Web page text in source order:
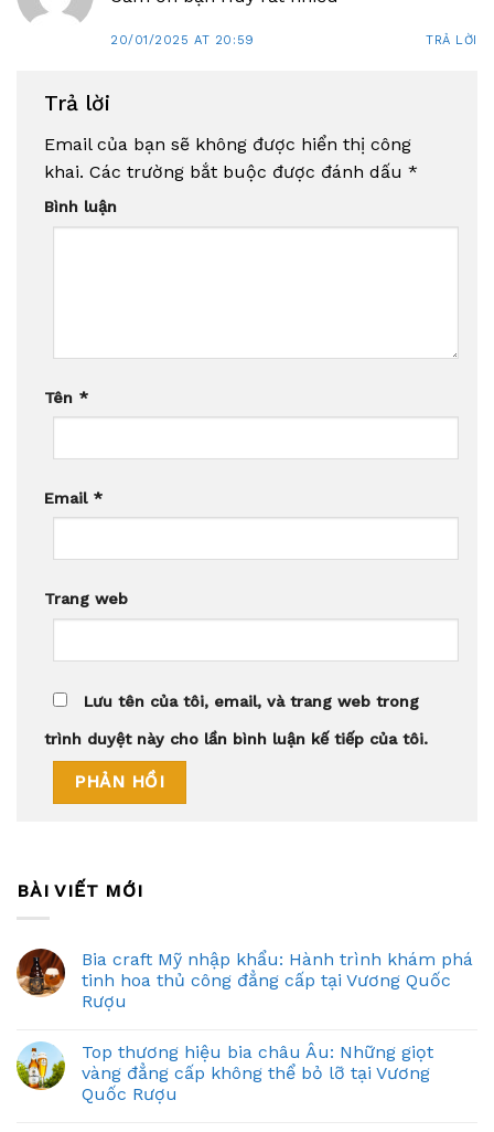
20/01/2025 AT 20:59 TRẢ LỜI
Trả lời
Email của bạn sẽ không được hiển thị công
khai. Các trường bắt buộc được đánh dấu *
Bình luận
Tên *
Email *
Trang web
Lưu tên của tôi, email, và trang web trong
trình duyệt này cho lần bình luận kế tiếp của tôi.
BÀI VIẾT MỚI
Bia craft Mỹ nhập khẩu: Hành trình khám phá
tinh hoa thủ công đẳng cấp tại Vương Quốc
Rượu
Top thương hiệu bia châu Âu: Những giọt
vàng đẳng cấp không thể bỏ lỡ tại Vương
Quốc Rượu